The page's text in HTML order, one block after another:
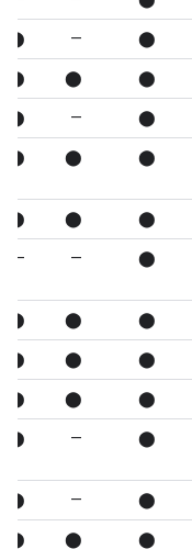
⬤
—
⬤
⬤
⬤
⬤
⬤
—
⬤
⬤
⬤
⬤
⬤
⬤
⬤
⬤
—
—
⬤
⬤
⬤
⬤
⬤
⬤
⬤
⬤
⬤
⬤
—
⬤
⬤
—
⬤
⬤
⬤
⬤